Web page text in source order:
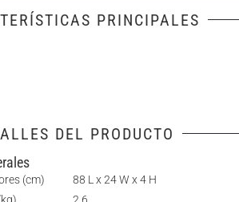
PRINCIPALES
DEL PRODUCTO
(cm)
88 L x 24 W x 4 H